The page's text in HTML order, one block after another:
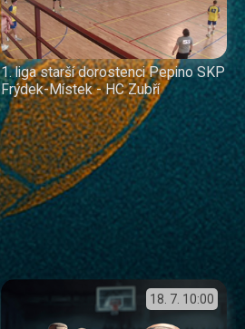
1. liga starší dorostenci Pepino SKP
Frýdek-Místek - HC Zubří
18. 7. 10:00